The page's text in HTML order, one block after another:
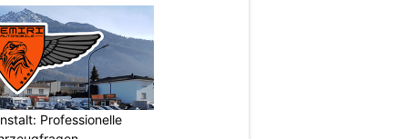
Professionelle